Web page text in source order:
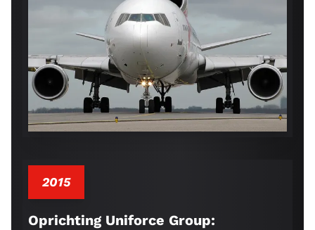
2015
Oprichting Uniforce Group: